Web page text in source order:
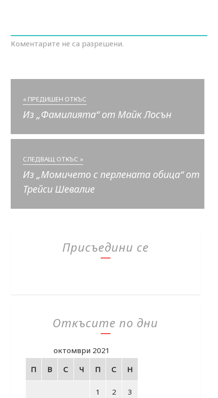
Коментарите не са разрешени.
« ПРЕДИШЕН ОТКЪС
Из „Фамилията“ от Майк Лосън
СЛЕДВАЩ ОТКЪС »
Из „Момичето с перлената обица“ от
Трейси Шевалие
Присъедини се
Откъсите по дни
октомври 2021
П
В С Ч П С Н
1 2 3